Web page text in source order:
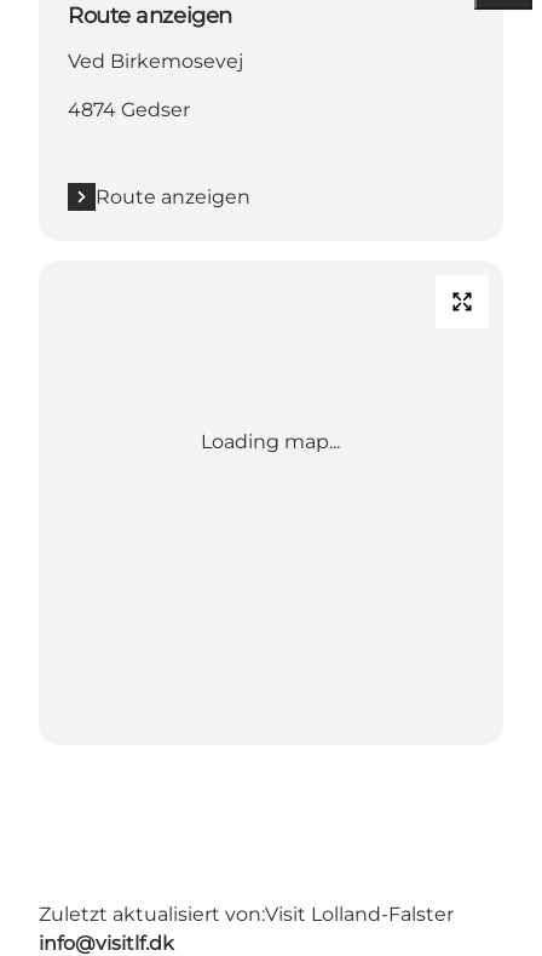
Route anzeigen
Ved Birkemosevej
4874 Gedser
Route anzeigen
Loading map...
Zuletzt aktualisiert von:Visit Lolland-Falster
info@visitlf.dk